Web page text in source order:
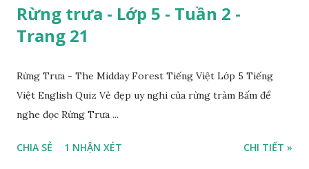
Rừng trưa - Lớp 5 - Tuần 2 -
Trang 21
Rừng Trưa - The Midday Forest Tiếng Việt Lớp 5 Tiếng
Việt English Quiz Vẻ đẹp uy nghi của rừng tràm Bấm để
nghe đọc Rừng Trưa ...
CHIA SẺ 1 NHẬN XÉT CHI TIẾT »